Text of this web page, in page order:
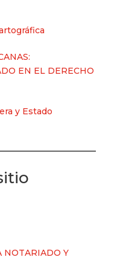
EN EL DERECHO
y Estado
NOTARIADO Y